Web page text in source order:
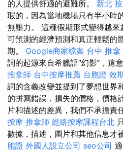
的人提供舒適的避難所。 新北
瑕的，因為當地機場只有半小時
無壓力。 這種假期形式變得越
可預測的經濟預測和真正輕鬆的
期。 Google商家檔案 台中 推拿
詞的起源來自希臘語“幻影”，這
推拿師 台中按摩推薦 台胞證 效
詞的含義改變並提到了夢想世界
的拼寫錯誤，損失的價格，價格
片和描述的差異，我們不承擔責
按摩 推拿師 經絡按摩課程台北
數據，描述，圖片和其他信息才
胞證 外國人設立公司 seo公司